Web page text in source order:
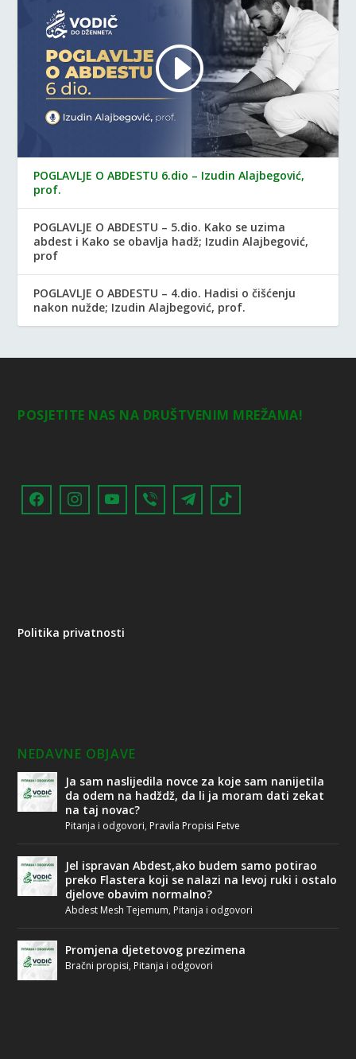
POGLAVLJE O ABDESTU 6.dio – Izudin Alajbegović,
prof.
POGLAVLJE O ABDESTU – 5.dio. Kako se uzima
abdest i Kako se obavlja hadž; Izudin Alajbegović,
prof
POGLAVLJE O ABDESTU – 4.dio. Hadisi o čišćenju
nakon nužde; Izudin Alajbegović, prof.
POSJETITE NAS NA DRUŠTVENIM MREŽAMA!
Politika privatnosti
NEDAVNE OBJAVE
Ja sam naslijedila novce za koje sam nanijetila
da odem na hadždž, da li ja moram dati zekat
na taj novac?
Pitanja i odgovori, Pravila Propisi Fetve
Jel ispravan Abdest,ako budem samo potirao
preko Flastera koji se nalazi na levoj ruki i ostalo
djelove obavim normalno?
Abdest Mesh Tejemum, Pitanja i odgovori
Promjena djetetovog prezimena
Bračni propisi, Pitanja i odgovori